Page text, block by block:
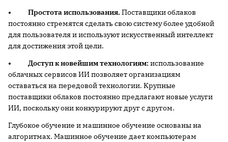
• Простота использования. Поставщики облаков
постоянно стремятся сделать свою систему более удобной
для пользователя и используют искусственный интеллект
для достижения этой цели.
• Доступ к новейшим технологиям:использование
облачных сервисов ИИ позволяет организациям
оставаться на передовой технологии. Крупные
поставщики облаков постоянно предлагают новые услуги
ИИ, поскольку они конкурируют друг с другом.
Глубокое обучение и машинное обучение основаны на
алгоритмах. Машинное обучение дает компьютерам